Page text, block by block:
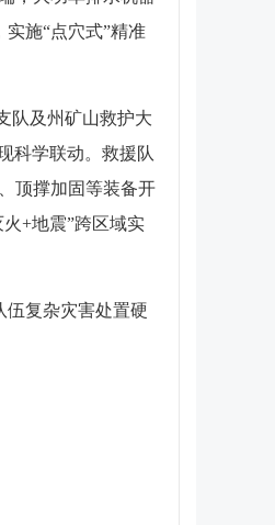
施“点穴式”精准
队及州矿山救护大
科学联动。救援队
顶撑加固等装备开
+地震”跨区域实
伍复杂灾害处置硬